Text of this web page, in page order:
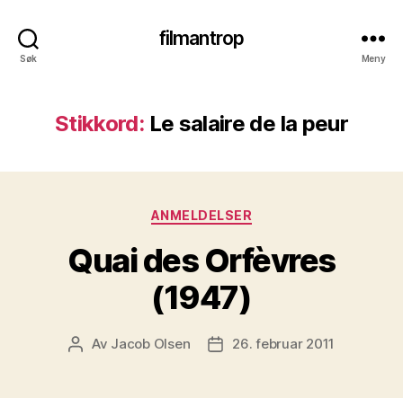
Søk
filmantrop
Meny
Stikkord: Le salaire de la peur
Kategorier
ANMELDELSER
Quai des Orfèvres
(1947)
Innleggsforfatter
Av Jacob Olsen Publiseringsdato
26. februar 2011